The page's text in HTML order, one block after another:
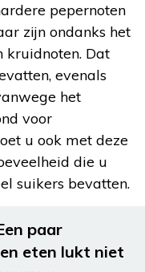
pepernoten
zijn ondanks het
kruidnoten. Dat
evenals
het
voor
u ook met deze
die u
suikers bevatten.
paar
eten lukt niet